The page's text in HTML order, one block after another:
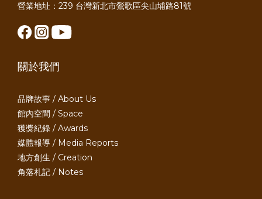
營業地址：239 台灣新北市鶯歌區尖山埔路81號
關於我們
品牌故事 / About Us
館內空間 / Space
獲獎紀錄 / Awards
媒體報導 / Media Reports
地方創生 / Creation
角落札記 / Notes